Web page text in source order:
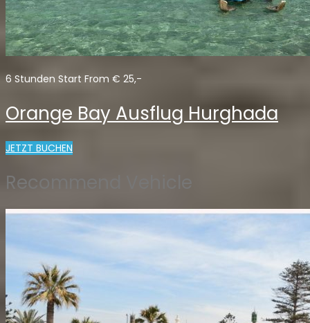
6 Stunden Start From € 25,-
Orange Bay Ausflug Hurghada
JETZT BUCHEN
Recommend Vehicle